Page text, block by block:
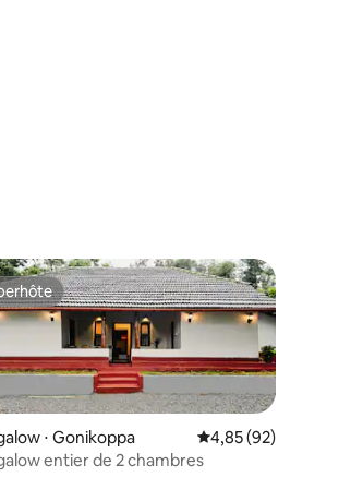
sur la base de 103 commentaires : 4,97 sur 5
⋅ Gonikoppa Évaluation moyenne
4,85 (92)
entier de 2 chambres